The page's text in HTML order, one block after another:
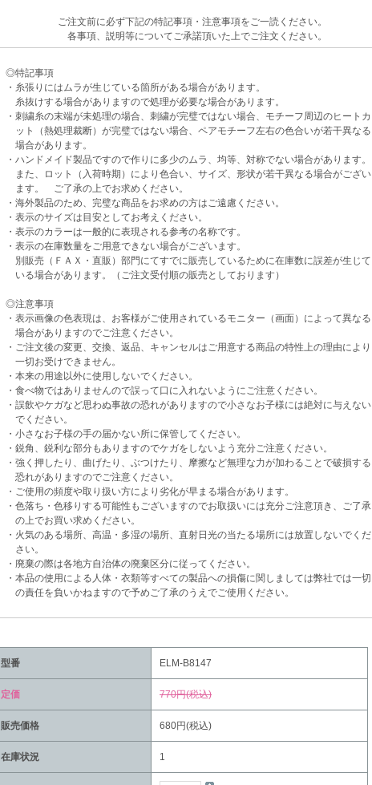
ご注文前に必ず下記の特記事項・注意事項をご一読ください。
各事項、説明等についてご承諾頂いた上でご注文ください。
◎特記事項
・糸張りにはムラが生じている箇所がある場合があります。
糸抜けする場合がありますので処理が必要な場合があります。
・刺繍糸の末端が未処理の場合、刺繍が完璧ではない場合、モチーフ周辺のヒートカ
ット（熱処理裁断）が完璧ではない場合、ペアモチーフ左右の色合いが若干異なる
場合があります。
・ハンドメイド製品ですので作りに多少のムラ、均等、対称でない場合があります。
また、ロット（入荷時期）により色合い、サイズ、形状が若干異なる場合がござい
ます。 ご了承の上でお求めください。
・海外製品のため、完璧な商品をお求めの方はご遠慮ください。
・表示のサイズは目安としてお考えください。
・表示のカラーは一般的に表現される参考の名称です。
・表示の在庫数量をご用意できない場合がございます。
別販売（ＦＡＸ・直販）部門にてすでに販売しているために在庫数に誤差が生じて
いる場合があります。（ご注文受付順の販売としております）
◎注意事項
・表示画像の色表現は、お客様がご使用されているモニター（画面）によって異なる
場合がありますのでご注意ください。
・ご注文後の変更、交換、返品、キャンセルはご用意する商品の特性上の理由により
一切お受けできません。
・本来の用途以外に使用しないでください。
・食べ物ではありませんので誤って口に入れないようにご注意ください。
・誤飲やケガなど思わぬ事故の恐れがありますので小さなお子様には絶対に与えない
でください。
・小さなお子様の手の届かない所に保管してください。
・鋭角、鋭利な部分もありますのでケガをしないよう充分ご注意ください。
・強く押したり、曲げたり、ぶつけたり、摩擦など無理な力が加わることで破損する
恐れがありますのでご注意ください。
・ご使用の頻度や取り扱い方により劣化が早まる場合があります。
・色落ち・色移りする可能性もございますのでお取扱いには充分ご注意頂き、ご了承
の上でお買い求めください。
・火気のある場所、高温・多湿の場所、直射日光の当たる場所には放置しないでくだ
さい。
・廃棄の際は各地方自治体の廃棄区分に従ってください。
・本品の使用による人体・衣類等すべての製品への損傷に関しましては弊社では一切
の責任を負いかねますので予めご了承のうえでご使用ください。
型番 ELM-B8147
定価 770円(税込)
販売価格 680円(税込)
在庫状況 1